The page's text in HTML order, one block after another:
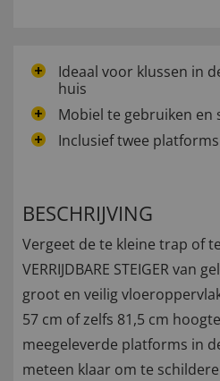
Ideaal voor klussen in
huis
Mobiel te gebruiken en
Inclusief twee platforms
BESCHRIJVING
Vergeet de te kleine trap of
VERRIJDBARE STEIGER van
groot en veilig
57 cm of zelfs 81,5 cm
meegeleverde platforms in
meteen klaar om te